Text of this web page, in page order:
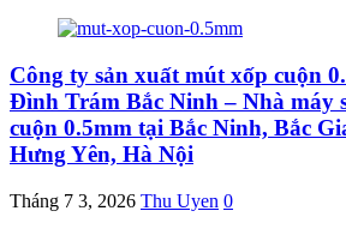
Công ty sản xuất mút xốp cuộn
Đình Trám Bắc Ninh – Nhà máy
cuộn 0.5mm tại Bắc Ninh, Bắc
Hưng Yên, Hà Nội
Tháng 7 3, 2026 Thu Uyen 0